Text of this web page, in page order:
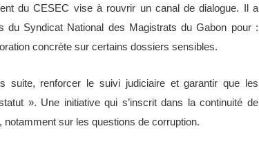
du CESEC vise à rouvrir un canal de dialogue. Il a
du Syndicat National des Magistrats du Gabon pour :
concrète sur certains dossiers sensibles.
suite, renforcer le suivi judiciaire et garantir que les
». Une initiative qui s’inscrit dans la continuité de
sur les questions de corruption.